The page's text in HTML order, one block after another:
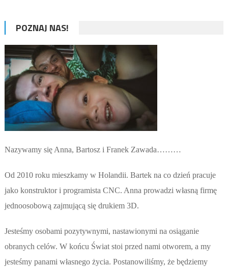
POZNAJ NAS!
Nazywamy się Anna, Bartosz i Franek Zawada………
Od 2010 roku mieszkamy w Holandii. Bartek na co dzień pracuje
jako konstruktor i programista CNC. Anna prowadzi własną firmę
jednoosobową zajmującą się drukiem 3D.
Jesteśmy osobami pozytywnymi, nastawionymi na osiąganie
obranych celów. W końcu Świat stoi przed nami otworem, a my
jesteśmy panami własnego życia. Postanowiliśmy, że będziemy